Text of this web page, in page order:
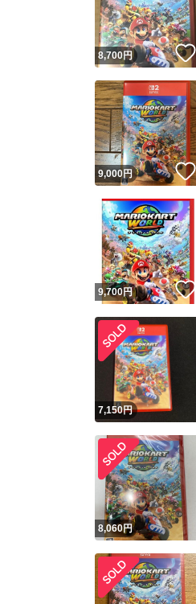
8,700円
9,000円
9,700円
7,150円
8,060円